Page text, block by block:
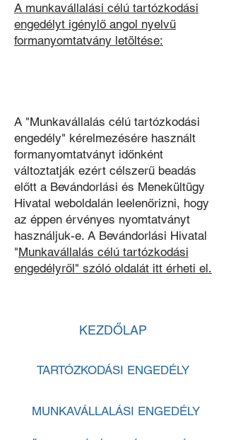
A munkavállalási célú tartózkodási
engedélyt igénylő angol nyelvű
formanyomtatvány letöltése:
A "Munkavállalás célú tartózkodási
engedély" kérelmezésére használt
formanyomtatványt időnként
változtatják ezért célszerű beadás
előtt a Bevándorlási és Menekültügy
Hivatal weboldalán leelenőrizni, hogy
az éppen érvényes nyomtatványt
használjuk-e. A Bevándorlási Hivatal
"Munkavállalás célú tartózkodási
engedélyről" szóló oldalát itt érheti el.
KEZDŐLAP
TARTÓZKODÁSI ENGEDÉLY
MUNKAVÁLLALÁSI ENGEDÉLY